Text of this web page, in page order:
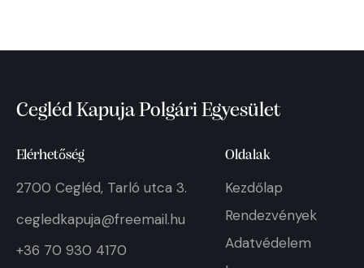
Cegléd Kapuja Polgári Egyesület
Elérhetőség
2700 Cegléd, Tarló utca 3.
cegledkapuja@freemail.hu
+36 70 930 4170
Oldalak
Kezdőlap
Rendezvények
Adatvédelem